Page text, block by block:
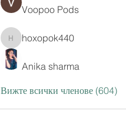
Voopoo Pods
hoxopok440
hoxopok440
Anika sharma
Вижте всички членове (604)